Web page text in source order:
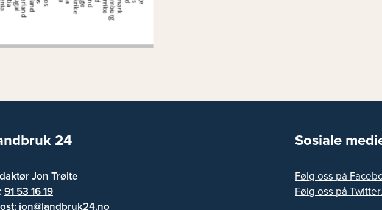
24
Jon Trøite
91 53 16 19
jon@landbruk24.no
Sosiale
Følg oss på
Følg oss på Twitter.